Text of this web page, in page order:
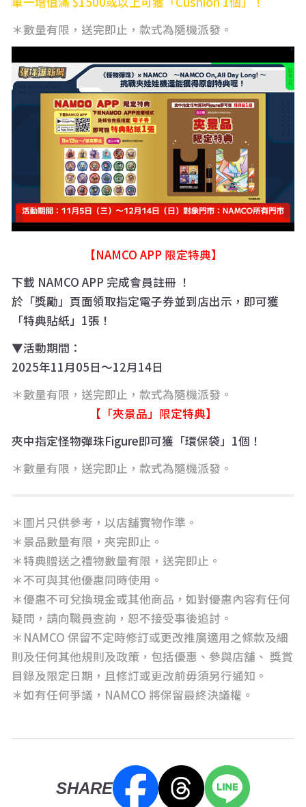
＊數量有限，送完即止，款式為隨機派發。
【NAMCO APP 限定特典】
下載 NAMCO APP 完成會員註冊 ！
於「獎勵」頁面領取指定電子券並到店出示，即可獲
「特典貼紙」1張！
▼活動期間：
2025年11月05日～12月14日
＊數量有限，送完即止，款式為隨機派發。
【「夾景品」限定特典】
夾中指定怪物彈珠Figure即可獲「環保袋」1個！
＊數量有限，送完即止，款式為隨機派發。
＊圖片只供參考，以店舖實物作準。
＊景品數量有限，夾完即止。
＊特典贈送之禮物數量有限，送完即止。
＊不可與其他優惠同時使用。
＊優惠不可兌換現金或其他商品，如對優惠內容有任何
疑問，請向職員查詢，恕不接受事後追討。
＊NAMCO 保留不定時修訂或更改推廣適用之條款及細
則及任何其他規則及政策，包括優惠、參與店舖、 獎賞
目錄及限定日期，且修訂或更改前毋須另行通知。
＊如有任何爭議，NAMCO 將保留最終決議權。
SHARE